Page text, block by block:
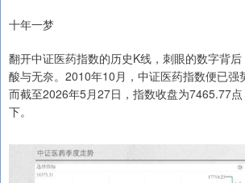
十年一梦
翻开中证医药指数的历史K线，刺眼的数字背
酸与无奈。2010年10月，中证医药指数便已强
而截至2026年5月27日，指数收盘为7465.77
下。